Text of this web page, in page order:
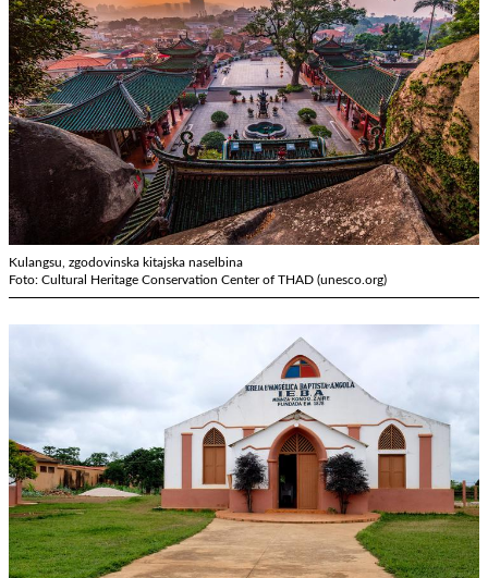
Kulangsu, zgodovinska kitajska naselbina
Foto: Cultural Heritage Conservation Center of THAD (unesco.org)